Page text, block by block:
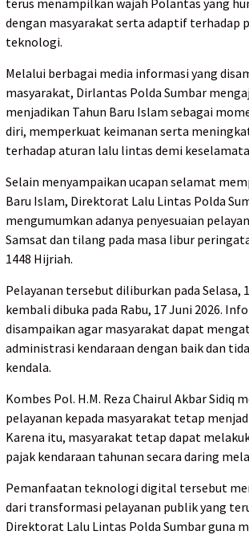
dengan masyarakat serta adaptif terhadap
teknologi.
Melalui berbagai media informasi yang
masyarakat, Dirlantas Polda Sumbar
menjadikan Tahun Baru Islam sebagai
diri, memperkuat keimanan serta
terhadap aturan lalu lintas demi
Selain menyampaikan ucapan selamat
Baru Islam, Direktorat Lalu Lintas Polda
mengumumkan adanya penyesuaian
Samsat dan tilang pada masa libur
1448 Hijriah.
Pelayanan tersebut diliburkan pada Selasa,
kembali dibuka pada Rabu, 17 Juni 2026.
disampaikan agar masyarakat dapat
administrasi kendaraan dengan baik dan
kendala.
Kombes Pol. H.M. Reza Chairul Akbar Sidiq
pelayanan kepada masyarakat tetap
Karena itu, masyarakat tetap dapat
pajak kendaraan tahunan secara daring
Pemanfaatan teknologi digital tersebut
dari transformasi pelayanan publik yang
Direktorat Lalu Lintas Polda Sumbar guna